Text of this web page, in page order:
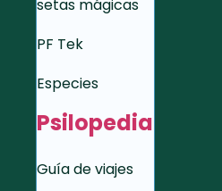
setas mágicas
PF Tek
Especies
Psilopedia
Guía de viajes